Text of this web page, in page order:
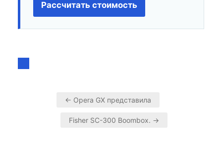
Рассчитать стоимость
Навигация
← Opera GX представила
Fisher SC-300 Boombox. →